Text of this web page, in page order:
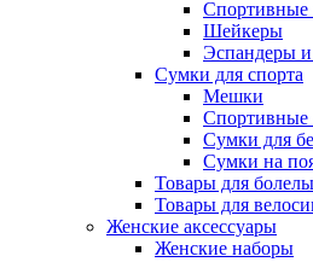
Спортивные
Шейкеры
Эспандеры
Сумки для спорта
Мешки
Спортивные
Сумки для
Сумки на
Товары для
Товары для
Женские аксессуары
Женские наборы